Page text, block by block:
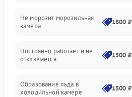
Дренаж
Не морозит морозильная
камера
1800 ₽
Постоянно работает и не
отключается
1500 ₽
Образование льда в
холодильной камере
1500 ₽